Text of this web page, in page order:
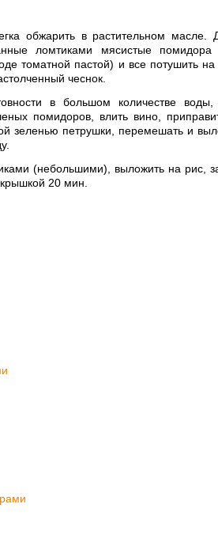
обжарить в растительном масле.
ломтиками мясистые
томатной пастой) и все потушить
чеснок.
в большом количестве воды,
помидоров, влить вино,
зеленью петрушки, перемешать и
(небольшими), выложить на рис,
20 мин.